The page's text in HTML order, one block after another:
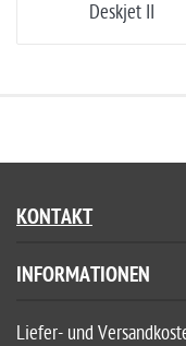
Deskjet II
KONTAKT
INFORMATIONEN
Liefer- und